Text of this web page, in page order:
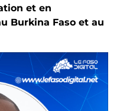
et en
Burkina Faso et au